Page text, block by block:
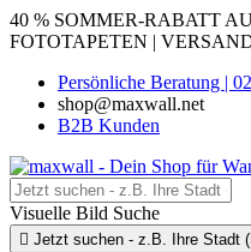
40 % SOMMER-RABATT
FOTOTAPETEN |
Persönliche Beratung |
shop@maxwall.net
B2B Kunden
Visuelle Bild Suche
 Jetzt suchen - z.B. Ihre Stadt